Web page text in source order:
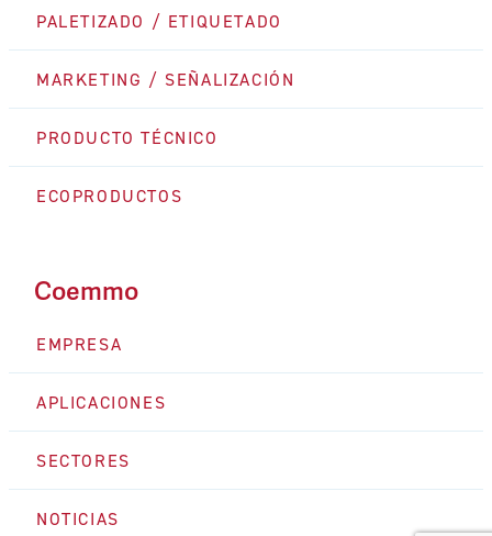
PALETIZADO / ETIQUETADO
MARKETING / SEÑALIZACIÓN
PRODUCTO TÉCNICO
ECOPRODUCTOS
Coemmo
EMPRESA
APLICACIONES
SECTORES
NOTICIAS